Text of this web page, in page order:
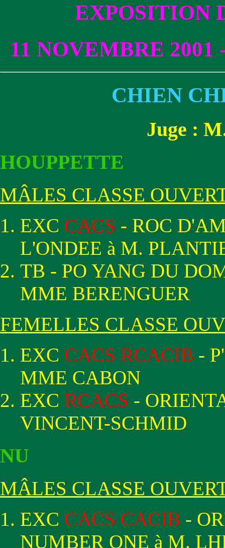
EXPOSITION
11 NOVEMBRE
CHIEN
Juge :
HOUPPETTE
MÂLES CLASSE
EXC CACS - ROC
L'ONDEE à M.
TB - PO YANG DU
MME BERENGUER
FEMELLES CLASSE
EXC CACS RCACIB -
MME CABON
EXC RCACS -
VINCENT-SCHMID
NU
MÂLES CLASSE
EXC CACS CACIB -
NUMBER ONE à M.